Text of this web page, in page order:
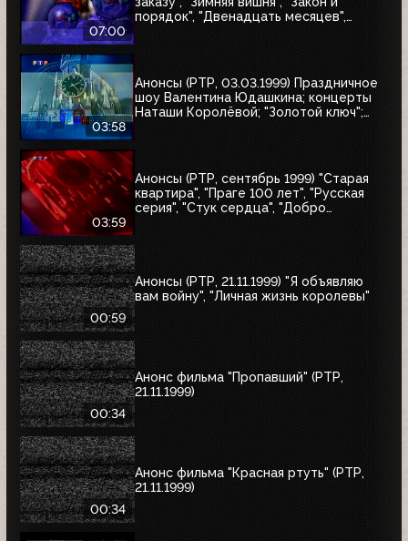
07:00
порядок", "Двенадцать месяцев",
Мюнхгаузен", "Жара в Лос-Анджелесе"
03:58
Анонсы (РТР, 03.03.1999) Праздничное
шоу Валентина Юдашкина; концерты
Наташи Королёвой; "Золотой ключ";
03:59
Анонсы (РТР, сентябрь 1999) "Старая
квартира", "Праге 100 лет", "Русская
серия", "Стук сердца", "Добро
00:59
Анонсы (РТР, 21.11.1999) "Я объявляю
вам войну", "Личная жизнь королевы"
00:34
Анонс фильма "Пропавший" (РТР,
21.11.1999)
00:34
Анонс фильма "Красная ртуть" (РТР,
21.11.1999)